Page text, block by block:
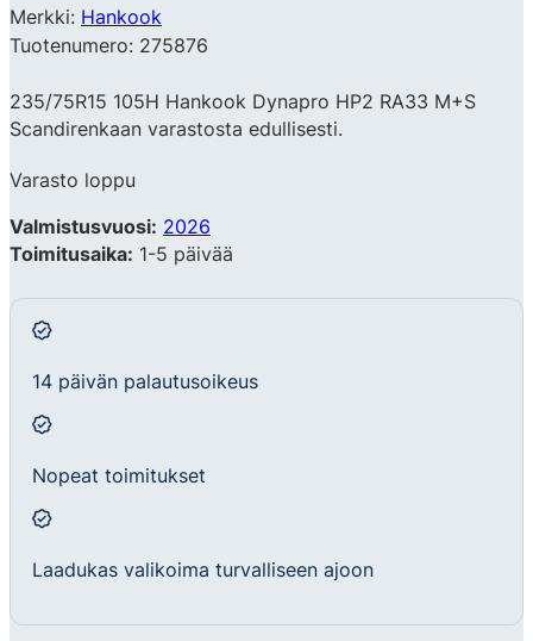
Merkki: Hankook
Tuotenumero: 275876
235/75R15 105H Hankook Dynapro HP2 RA33 M+S
Scandirenkaan varastosta edullisesti.
Varasto loppu
Valmistusvuosi: 2026
Toimitusaika: 1-5 päivää
14 päivän palautusoikeus
Nopeat toimitukset
Laadukas valikoima turvalliseen ajoon